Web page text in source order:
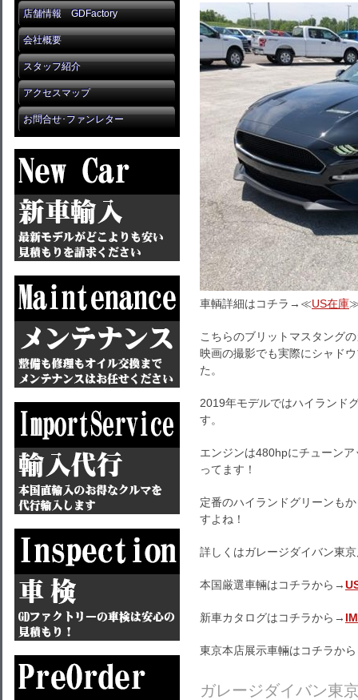
店舗情報 GDFactory
会社概要
スタッフ紹介
アクセスマップ
お問合せ･ファンレター
車輌詳細はコチラ→≪US在庫
こちらのブリットマスタング
映画の撮影でも実際にシャド
た。
2019年モデルではハイランド
す。
エンジンは480hpにチューン
ってます！
定番のハイランドグリーンも
すよね！
詳しくはガレージダイバン東
本国厳選車輛はコチラから→
新車カタログはコチラから→
東京本店展示車輛はコチラか
ガレージダイバン東